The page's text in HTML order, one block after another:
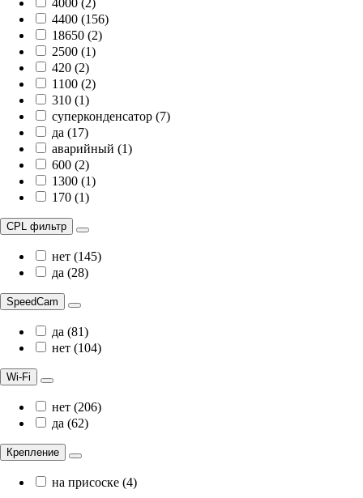
4400 (156)
18650 (2)
2500 (1)
420 (2)
1100 (2)
310 (1)
суперконденсатор (7)
да (17)
аварийный (1)
600 (2)
1300 (1)
170 (1)
CPL фильтр
нет (145)
да (28)
SpeedCam
да (81)
нет (104)
Wi-Fi
нет (206)
да (62)
Крепление
на присоске (4)